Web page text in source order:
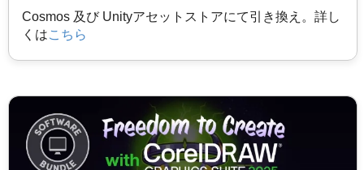
Cosmos 及び Unityアセットストアにて引き換え。詳し
くはこちら